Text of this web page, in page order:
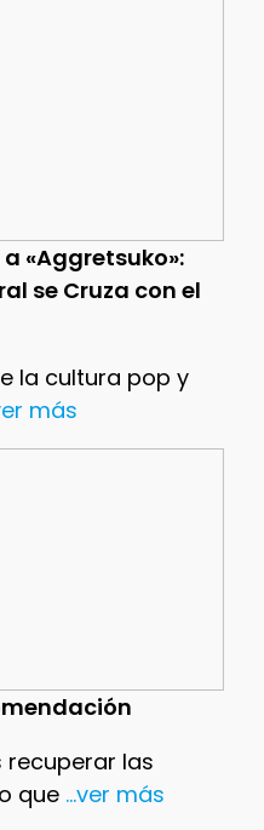
«Aggretsuko»:
se Cruza con el
la cultura pop y
más
recuperar las
que...ver más